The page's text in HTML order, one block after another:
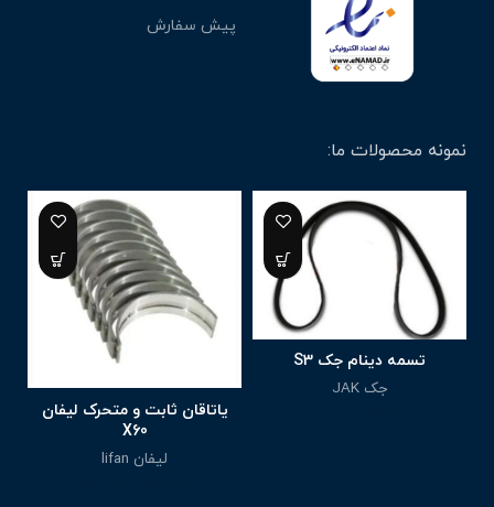
پیش سفارش
نمونه محصولات ما:
تسمه دینام جک S3
جک JAK
یاتاقان ثابت و متحرک لیفان
X60
لیفان lifan